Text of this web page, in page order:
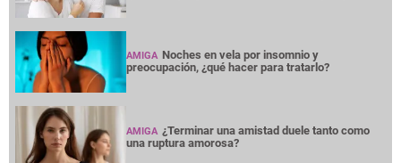
AMIGA Noches en vela por insomnio y
preocupación, ¿qué hacer para tratarlo?
AMIGA ¿Terminar una amistad duele tanto como
una ruptura amorosa?